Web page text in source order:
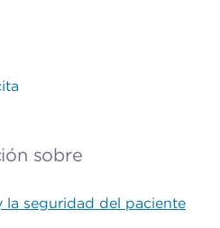
sobre
la seguridad del paciente